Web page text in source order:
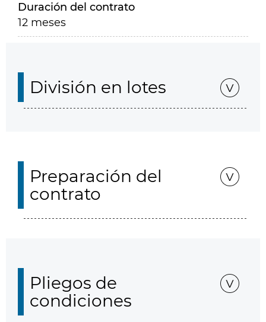
Duración del contrato
12 meses
División en lotes
Preparación del
contrato
Pliegos de
condiciones